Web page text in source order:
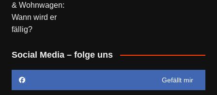
Social Media – folge uns
Gefällt mir